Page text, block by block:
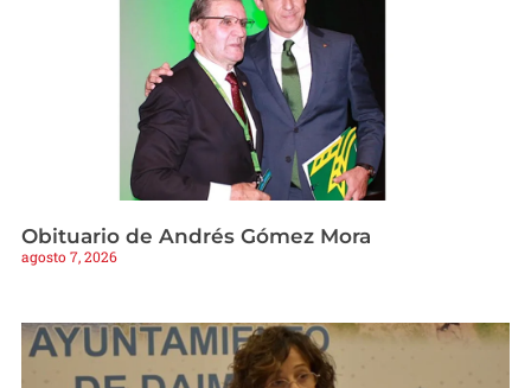
Obituario de Andrés Gómez Mora
agosto 7, 2026